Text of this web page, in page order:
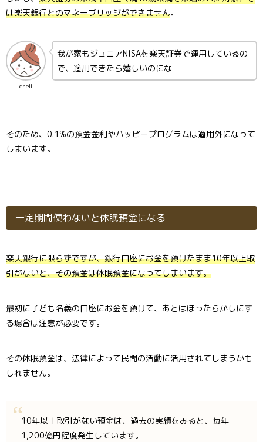
は楽天銀行とのマネーブリッジができません。
chell
我が家もジュニアNISAを楽天証券で運用しているの
で、適用できたら嬉しいのにな
そのため、0.1%の預金金利やハッピープログラムは適用外になって
しまいます。
一定期間使わないと休眠預金になる
楽天銀行に限らずですが、銀行口座にお金を預けたまま10年以上取
引がないと、その預金は休眠預金になってしまいます。
最初に子ども名義の口座にお金を預けて、あとはほったらかしにす
る場合は注意が必要です。
その休眠預金は、法律によって民間の活動に活用されてしまうかも
しれません。
10年以上取引がない預金は、過去の実績をみると、毎年
1,200億円程度発生しています。